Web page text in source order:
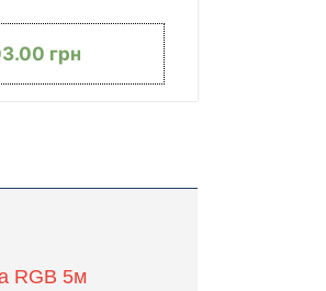
грн
RGB 5м